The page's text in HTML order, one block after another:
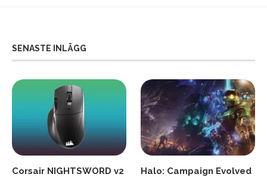
SENASTE INLÄGG
Corsair NIGHTSWORD v2
Halo: Campaign Evolved